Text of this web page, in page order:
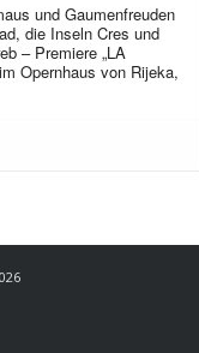
und Gaumenfreuden
die Inseln Cres und
– Premiere „LA
Opernhaus von Rijeka,